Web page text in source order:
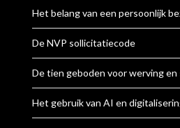
Het belang van een persoonlijk
De NVP sollicitatiecode
De tien geboden voor werving
Het gebruik van AI en